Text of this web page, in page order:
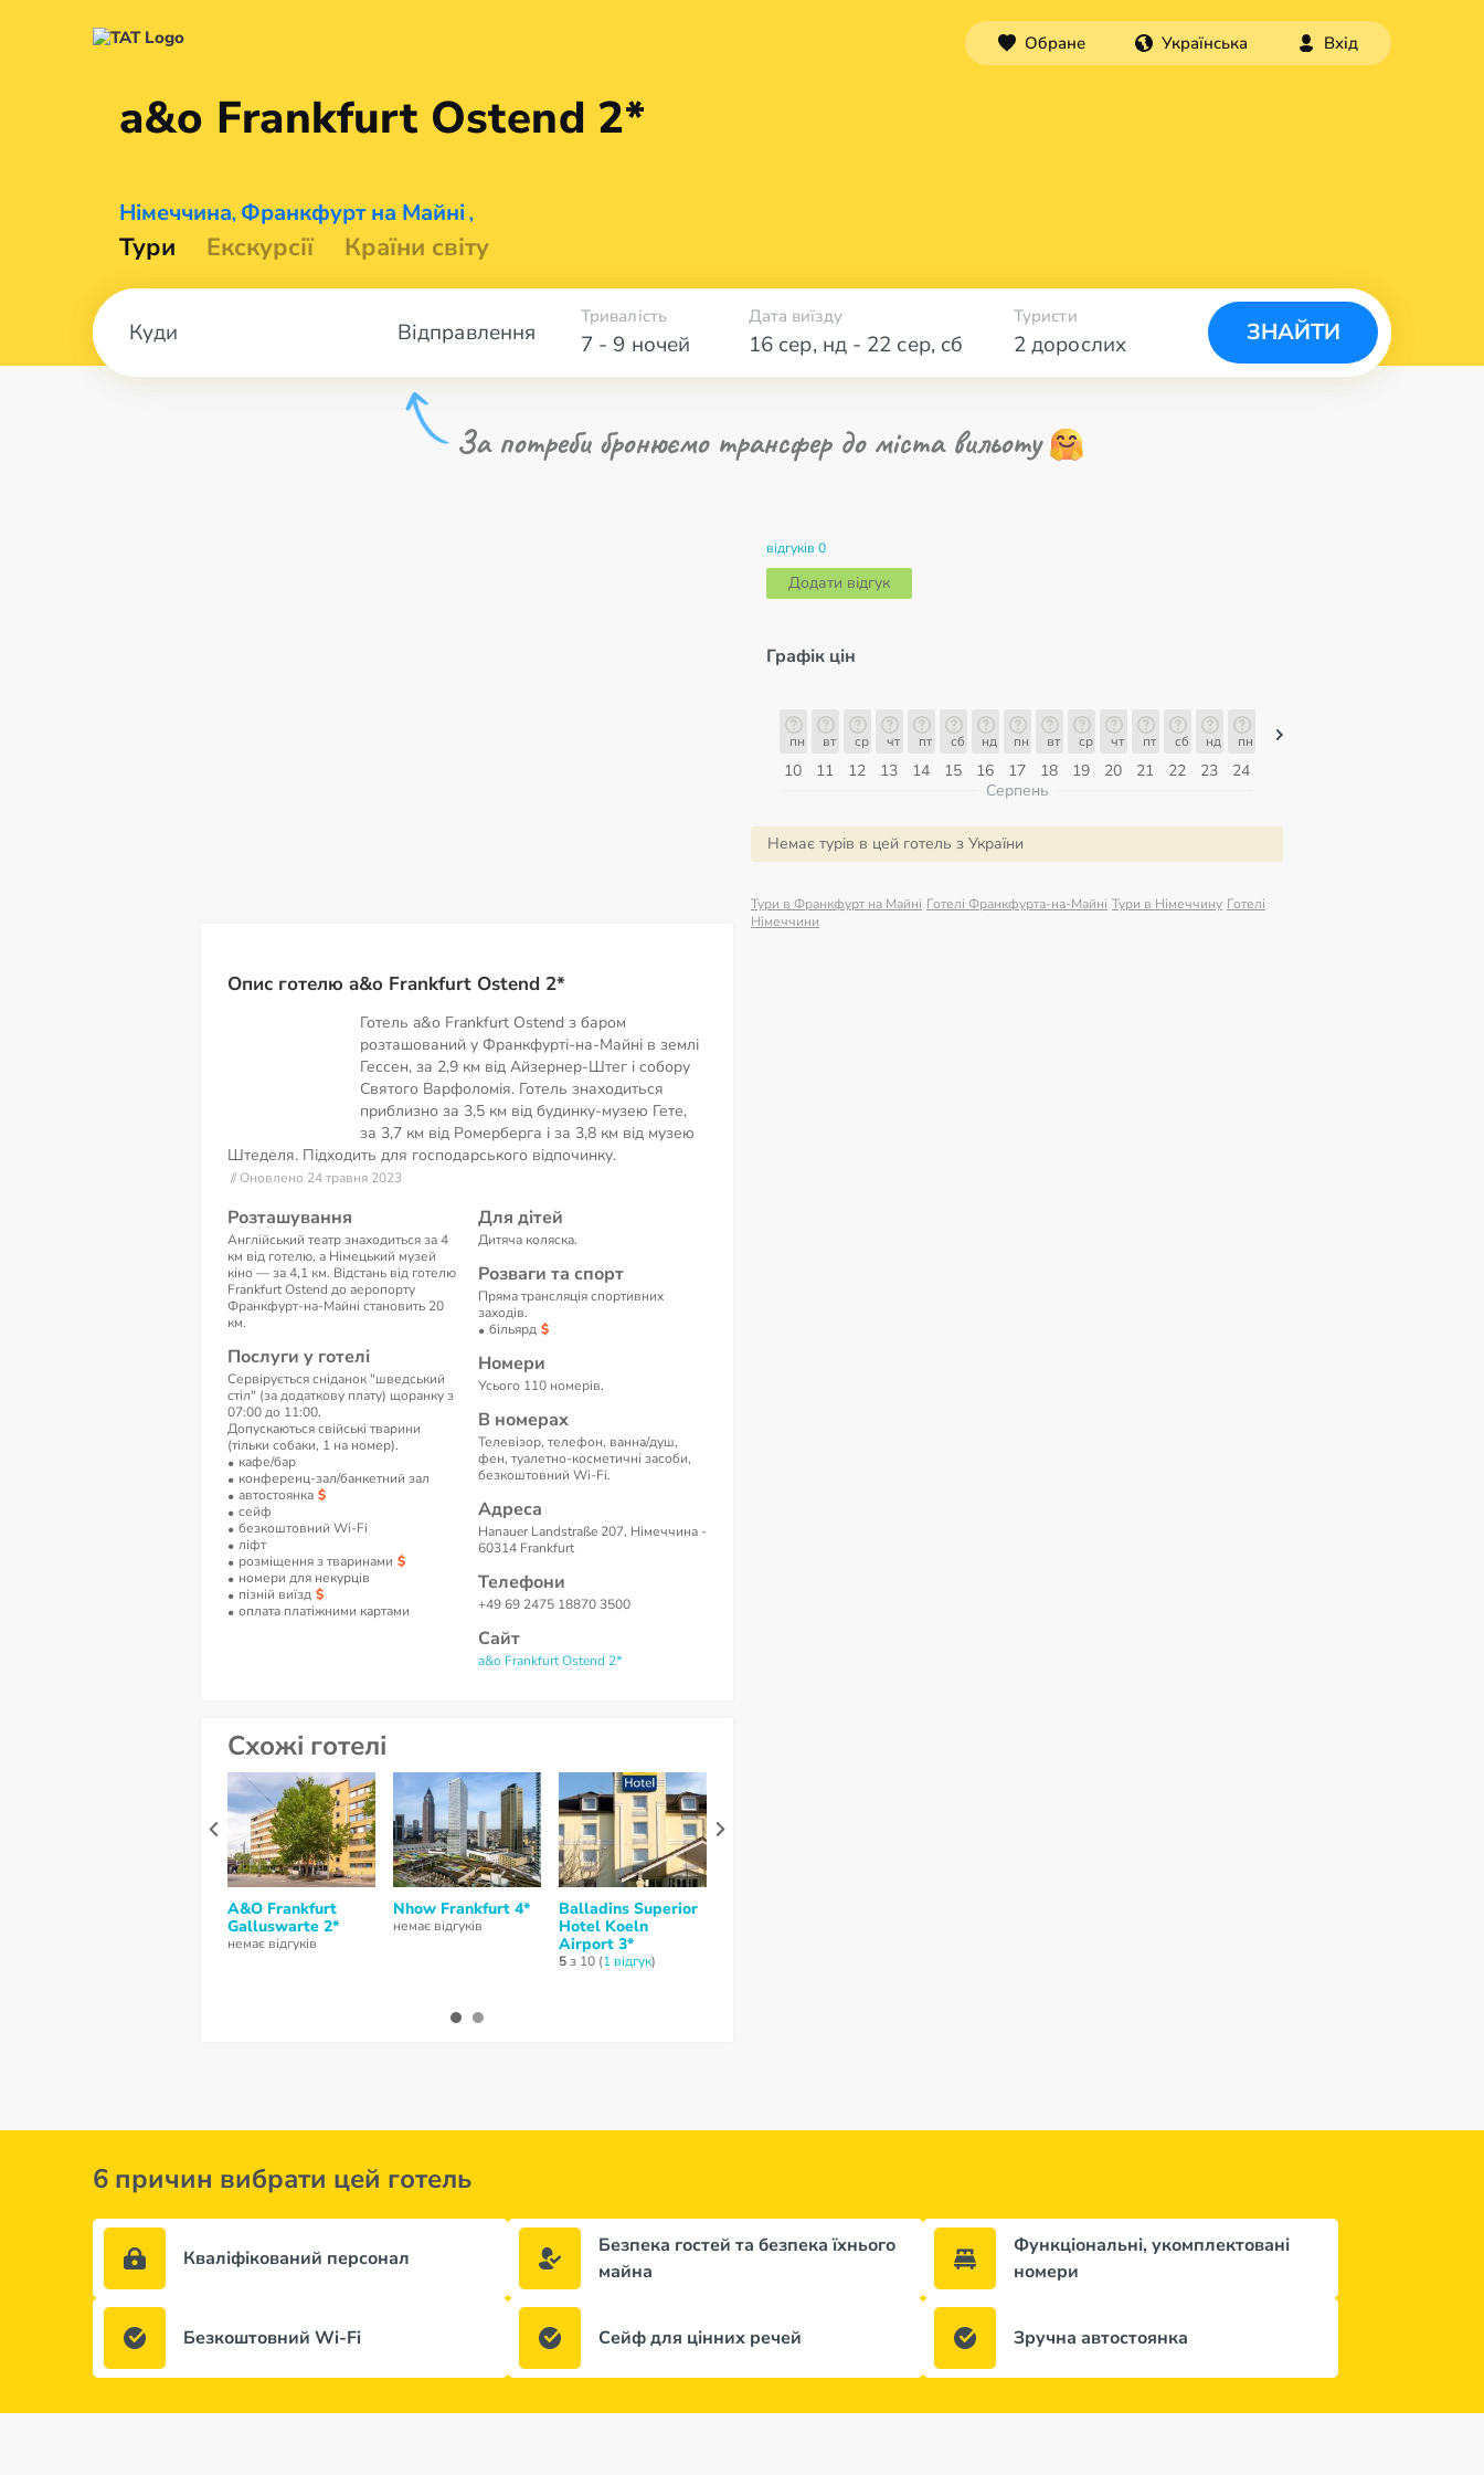
Обране Українська Вхід
a&o Frankfurt Ostend 2*
Німеччина, Франкфурт на Майні ,
Тури Екскурсії Країни світу
Відправлення 7 - 9 ночей
Тривалість Дата виїзду
16 сер, нд- 22 сер, сб 2 дорослих
Туристи
ЗНАЙТИ
За потреби бронюємо трансфер до міста вильоту
Опис готелю a&o Frankfurt Ostend 2*
Готель a&o Frankfurt Ostend з баром
розташований у Франкфурті-на-Майні в землі
Гессен, за 2,9 км від Айзернер-Штег і собору
Святого Варфоломія. Готель знаходиться
приблизно за 3,5 км від будинку-музею Гете,
за 3,7 км від Ромерберга і за 3,8 км від музею
Штеделя. Підходить для господарського відпочинку.
// Оновлено 24 травня 2023
Розташування
Англійський театр знаходиться за 4
км від готелю, а Німецький музей
кіно — за 4,1 км. Відстань від готелю
Frankfurt Ostend до аеропорту
Франкфурт-на-Майні становить 20
км.
Послуги у готелі
Сервірується сніданок "шведський
стіл" (за додаткову плату) щоранку з
07:00 до 11:00.
Допускаються свійські тварини
(тільки собаки, 1 на номер).
кафе/бар
конференц-зал/банкетний зал
автостоянка
сейф
безкоштовний Wi-Fi
ліфт
розміщення з тваринами
номери для некурців
пізній виїзд
оплата платіжними картами
Для дітей
Дитяча коляска.
Розваги та спорт
Пряма трансляція спортивних
заходів.
більярд
Номери
Усього 110 номерів.
В номерах
Телевізор, телефон, ванна/душ,
фен, туалетно-косметичні засоби,
безкоштовний Wi-Fi.
Адреса
Hanauer Landstraße 207, Німеччина -
60314 Frankfurt
Телефони
+49 69 2475 18870 3500
Сайт
a&o Frankfurt Ostend 2*
відгуків 0
Додати відгук
Графік цін
10
пн
11
вт
12
ср
13
чт
14
пт
15
сб
16
нд
17
пн
18
вт
19
ср
20
чт
21
пт
22
сб
23
нд
24
пн
Серпень
Немає турів в цей готель з України
Тури в Франкфурт на Майні Готелі Франкфурта-на-Майні Тури в Німеччину Готелі
Німеччини
Схожі готелі
A&O Frankfurt
Galluswarte 2*
немає відгуків
Nhow Frankfurt 4*
немає відгуків
Balladins Superior
Hotel Koeln
Airport 3*
5з 10 (1 відгук)
6 причин вибрати цей готель
Кваліфікований персонал
Безпека гостей та безпека їхнього
майна
Функціональні, укомплектовані
номери
Безкоштовний Wi-Fi Сейф для цінних речей Зручна автостоянка